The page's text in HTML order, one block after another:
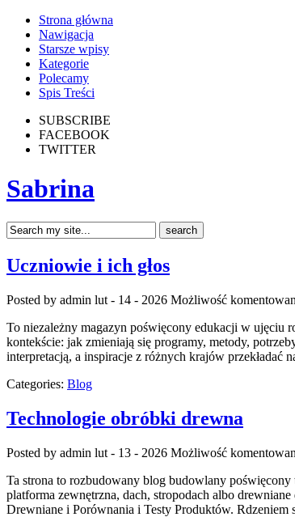
Strona główna
Nawigacja
Starsze wpisy
Kategorie
Polecamy
Spis Treści
SUBSCRIBE
FACEBOOK
TWITTER
Sabrina
Uczniowie i ich głos
Posted by admin lut - 14 - 2026 Możliwość
To niezależny magazyn poświęcony edukacji w ujęciu
kontekście: jak zmieniają się programy, metody,
interpretacją, a inspiracje z różnych krajów
Categories: Blog
Technologie obróbki drewna
Posted by admin lut - 13 - 2026 Możliwość
Ta strona to rozbudowany blog budowlany
platforma zewnętrzna, dach, stropodach albo
Drewniane i Porównania i Testy Produktów.